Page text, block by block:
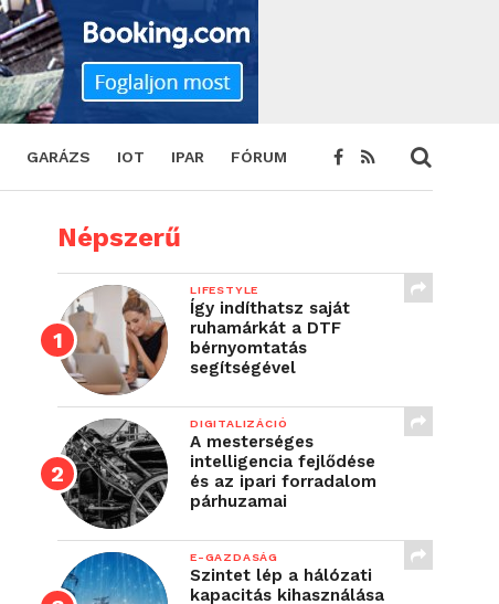
GARÁZS IOT IPAR FÓRUM
Népszerű
LIFESTYLE
Így indíthatsz saját
ruhamárkát a DTF
bérnyomtatás
segítségével
DIGITALIZÁCIÓ
A mesterséges
intelligencia fejlődése
és az ipari forradalom
párhuzamai
E-GAZDASÁG
Szintet lép a hálózati
kapacitás kihasználása